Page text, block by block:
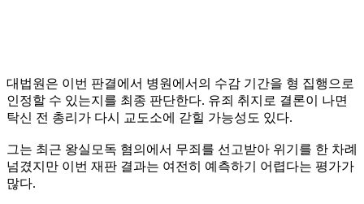
대법원은 이번 판결에서 병원에서의 수감 기간을 형 집행으로
인정할 수 있는지를 최종 판단한다. 유죄 취지로 결론이 나면
탁신 전 총리가 다시 교도소에 갇힐 가능성도 있다.
그는 최근 왕실모독 혐의에서 무죄를 선고받아 위기를 한 차례
넘겼지만 이번 재판 결과는 여전히 예측하기 어렵다는 평가가
많다.